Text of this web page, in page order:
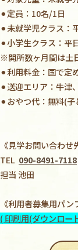
⚫︎定員：10名/1日
⚫︎未就学児クラス：
⚫︎小学生クラス：平
※開所数ヶ月間は土
⚫︎利用料金：国で定
⚫︎送迎エリア：牛津
⚫︎おやつ代：無料(
《見学お問い合わせ
TEL 090-8491-7118
担当 池田
《利用者募集用パン
( 印刷用(ダウンロー